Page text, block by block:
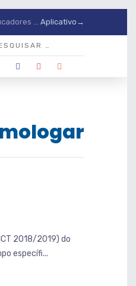
... Aplicativo→
2018/2019) do
específi...